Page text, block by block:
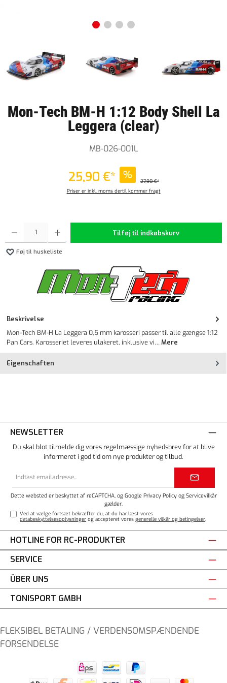
Mon-Tech BM-H 1:12 Body Shell La
Leggera (clear)
MB-026-001L
25,90 €* %
27,90 €*
Priser er inkl. moms dertil kommer fragt
Tilføj til indkøbskurv
Føj til huskeliste
Beskrivelse
Mon-Tech BM-H La Leggera 0,5 mm karosseri passer til alle gængse 1:12
Pan Cars. Karosseriet leveres ulakeret, inklusive vi…Mere
Eigenschaften
NEWSLETTER
Du skal blot tilmelde dig vores regelmæssige nyhedsbrev for at blive
informeret i god tid om nye produkter og tilbud.
Dette websted er beskyttet af reCAPTCHA, og Google Privacy Policyog Servicevilkår
gælder.
Ved at vælge fortsæt bekræfter du, at du har læst vores
databeskyttelsesoplysninger og accepteret voresgenerelle vilkår og betingelser.
HOTLINE FOR RC-PRODUKTER
SERVICE
ÜBER UNS
TONISPORT GMBH
FLEKSIBEL BETALING / VERDENSOMSPÆNDENDE
FORSENDELSE